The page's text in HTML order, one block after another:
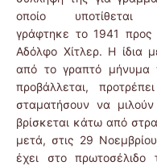
οποίο υποτίθεται
γράφτηκε το 1941 προς
Αδόλφο Χίτλερ. Η ίδια
από το γραπτό μήνυμα
προβάλλεται,
σταματήσουν να
βρίσκεται κάτω από
μετά, στις 29
έχει στο πρωτοσέλιδο